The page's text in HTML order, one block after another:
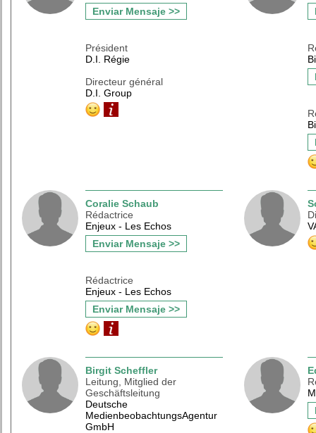
Enviar Mensaje >>
Président
D.I. Régie
Directeur général
D.I. Group
Coralie Schaub
Rédactrice
Enjeux - Les Echos
Enviar Mensaje >>
Rédactrice
Enjeux - Les Echos
Enviar Mensaje >>
Birgit Scheffler
Leitung, Mitglied der
Geschäftsleitung
Deutsche
MedienbeobachtungsAgentur
GmbH